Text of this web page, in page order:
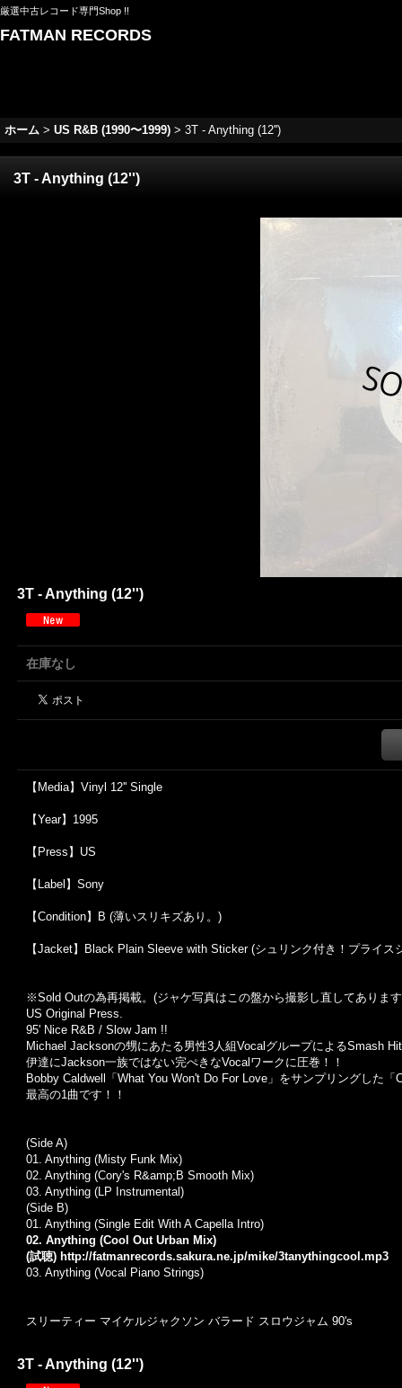
厳選中古レコード専門Shop !!
FATMAN RECORDS
ホーム > US R&B (1990〜1999) > 3T - Anything (12'')
3T - Anything (12'')
3T - Anything (12'')
在庫なし
【Media】Vinyl 12'' Single
【Year】1995
【Press】US
【Label】Sony
【Condition】B (薄いスリキズあり。)
【Jacket】Black Plain Sleeve with Sticker (シュリンク付き！プライス
※Sold Outの為再掲載。 (ジャケ写真はこの盤から撮影し直してありま
US Original Press.
95' Nice R&B / Slow Jam !!
Michael Jacksonの甥にあたる男性3人組VocalグループによるSmash
伊達にJackson一族ではない完ぺきなVocalワークに圧巻！！
Bobby Caldwell「What You Won't Do For Love」をサンプリングした
最高の1曲です！！
(Side A)
01. Anything (Misty Funk Mix)
02. Anything (Cory's R&amp;B Smooth Mix)
03. Anything (LP Instrumental)
(Side B)
01. Anything (Single Edit With A Capella Intro)
02. Anything (Cool Out Urban Mix)
(試聴) http://fatmanrecords.sakura.ne.jp/mike/3tanythingcool.mp3
03. Anything (Vocal Piano Strings)
スリーティー マイケルジャクソン バラード スロウジャム 90's
3T - Anything (12'')